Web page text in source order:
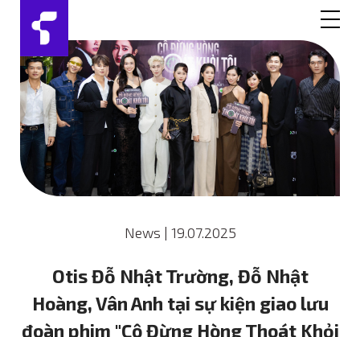
News | 19.07.2025
Otis Đỗ Nhật Trường, Đỗ Nhật
Hoàng, Vân Anh tại sự kiện giao lưu
đoàn phim "Cô Đừng Hòng Thoát Khỏi